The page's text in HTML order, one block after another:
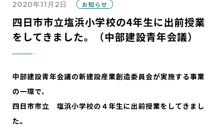
2020年11月2日 お知らせ
四日市市立塩浜小学校の4年生に出前授業
をしてきました。（中部建設青年会議）
中部建設青年会議の新建設産業創造委員会が実施する事業
の一環で、
四日市市立 塩浜小学校の４年生に出前授業をしてきまし
た。